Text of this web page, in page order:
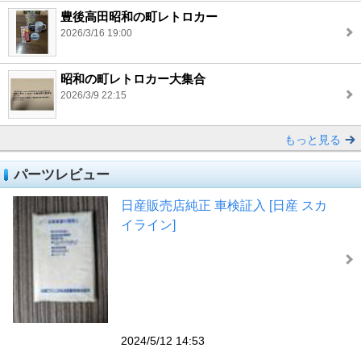
豊後高田昭和の町レトロカー
2026/3/16 19:00
昭和の町レトロカー大集合
2026/3/9 22:15
もっと見る
パーツレビュー
日産販売店純正 車検証入 [日産 スカ
イライン]
2024/5/12 14:53